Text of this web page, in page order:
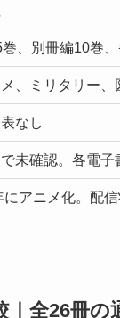
、別冊編10巻
、ミリタリー
なし
未確認。各電子
にアニメ化。配
｜全26冊の